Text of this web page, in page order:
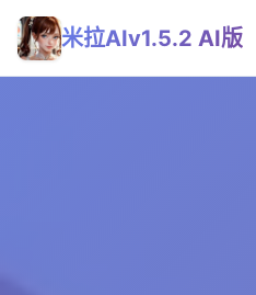
米拉AIv1.5.2 AI版